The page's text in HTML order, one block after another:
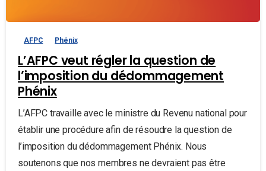
AFPC Phénix
L’AFPC veut régler la question de
l’imposition du dédommagement
Phénix
L’AFPC travaille avec le ministre du Revenu national pour
établir une procédure afin de résoudre la question de
l’imposition du dédommagement Phénix. Nous
soutenons que nos membres ne devraient pas être